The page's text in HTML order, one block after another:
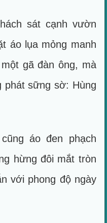
sát cạnh vườn
áo lụa mỏng manh
gã đàn ông, mà
phát sững sờ: Hùng
áo đen phạch
hừng đôi mắt tròn
với phong độ ngày